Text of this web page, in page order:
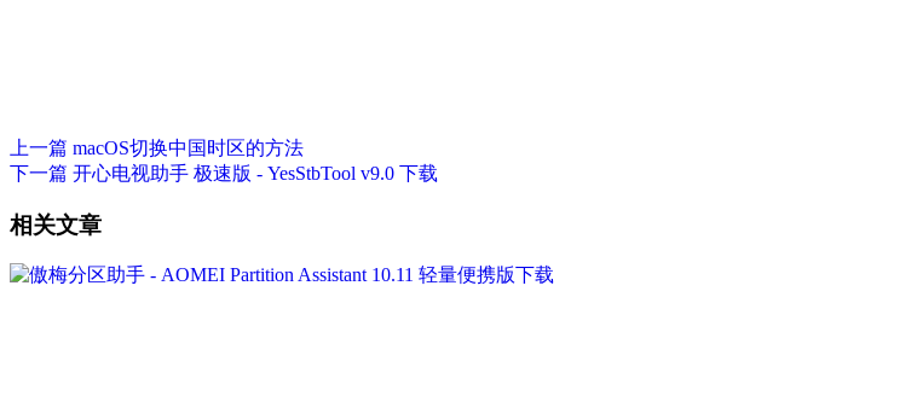
上一篇 macOS切换中国时区的方法
下一篇 开心电视助手 极速版 - YesStbTool v9.0 下载
相关文章